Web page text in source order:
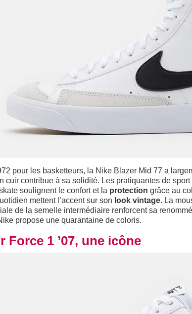
pour les basketteurs, la Nike Blazer Mid 77 a
cuir contribue à sa solidité. Les pratiquantes de
soulignent le confort et la protection grâce au
mettent l’accent sur son look vintage. La
de la semelle intermédiaire renforcent sa
propose une quarantaine de coloris.
Force 1 ’07, une icône